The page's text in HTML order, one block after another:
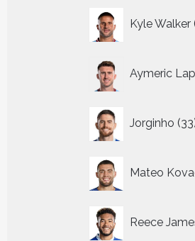
Kyle Walker
Aymeric
Jorginho 33
Mateo
Reece